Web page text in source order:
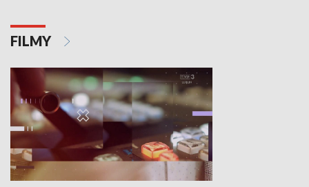
FILMY